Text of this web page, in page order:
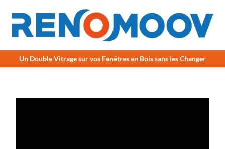
Un Double Vitrage sur vos Fenêtres en Bois sans les Changer